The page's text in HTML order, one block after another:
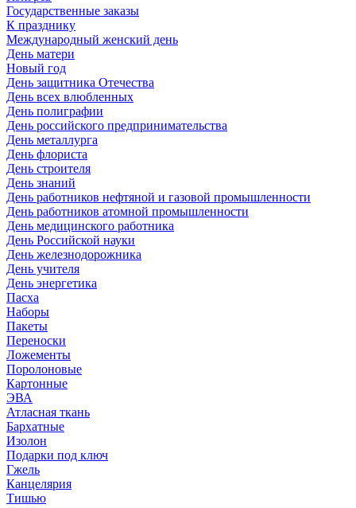
Государственные заказы
К празднику
Международный женский день
День матери
Новый год
День защитника Отечества
День всех влюбленных
День полиграфии
День российского предпринимательства
День металлурга
День флориста
День строителя
День знаний
День работников нефтяной и газовой промышленности
День работников атомной промышленности
День медицинского работника
День Российской науки
День железнодорожника
День учителя
День энергетика
Пасха
Наборы
Пакеты
Переноски
Ложементы
Поролоновые
Картонные
ЭВА
Атласная ткань
Бархатные
Изолон
Подарки под ключ
Гжель
Канцелярия
Тишью